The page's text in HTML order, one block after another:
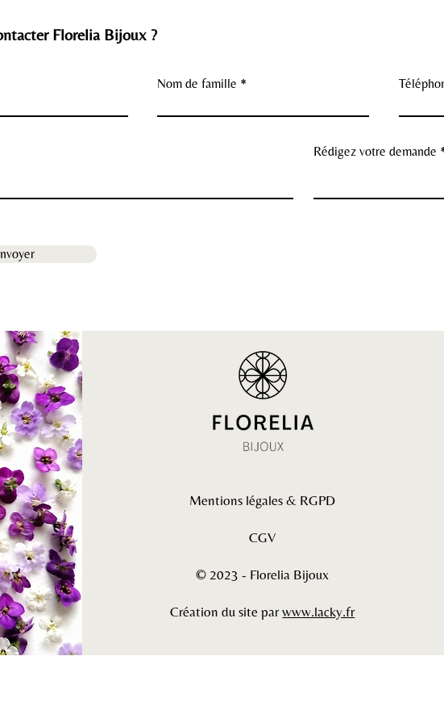
Florelia Bijoux ?
Nom de famille
Rédigez votre demande
Mentions légales & RGPD
CGV
© 2023 - Florelia Bijoux
Création du site parwww.lacky.fr